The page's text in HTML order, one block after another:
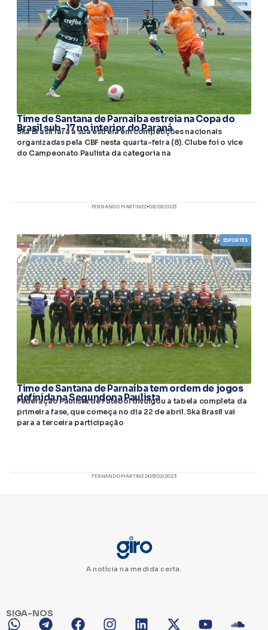
Time de Santana de Parnaíba estreia na Copa do
Brasil sub-17 no interior do Paraná
Ska Brasil fará a sua estreia em competições nacionais
organizadas pela CBF nesta quarta-feira (8). Clube foi o vice
do Campeonato Paulista da categoria na
FERNANDO MARTINEZ 08/03/2023
ESPORTES
Time de Santana de Parnaíba tem ordem de jogos
definida na Segundona Paulista
Federação Paulista de Futebol divulgou a tabela completa da
primeira fase, que começa no dia 22 de abril. Ska Brasil vai
para a terceira participação
FERNANDO MARTINEZ 25/02/2023
A notícia na medida certa.
SIGA-NOS